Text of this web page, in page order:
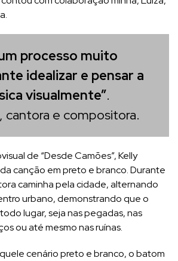
processo muito
idealizar e pensar a
visualmente”.
cantora e compositora.
de “Desde Camões”, Kelly
canção em preto e branco. Durante
caminha pela cidade, alternando
urbano, demonstrando que o
lugar, seja nas pegadas, nas
ou até mesmo nas ruínas.
cenário preto e branco, o batom